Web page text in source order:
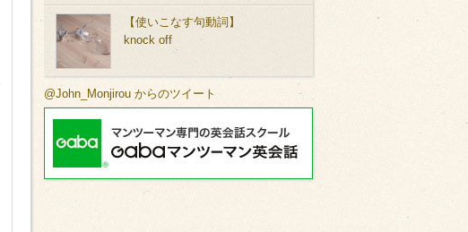
【使いこなす句動詞】
knock off
@John_Monjirou からのツイート